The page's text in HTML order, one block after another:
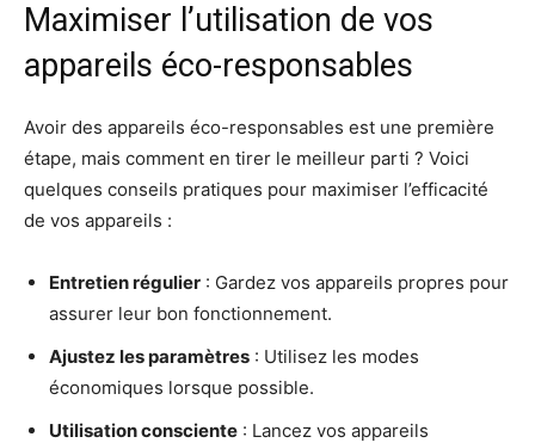
Maximiser l’utilisation de vos
appareils éco-responsables
Avoir des appareils éco-responsables est une première
étape, mais comment en tirer le meilleur parti ? Voici
quelques conseils pratiques pour maximiser l’efficacité
de vos appareils :
Entretien régulier : Gardez vos appareils propres pour
assurer leur bon fonctionnement.
Ajustez les paramètres : Utilisez les modes
économiques lorsque possible.
Utilisation consciente : Lancez vos appareils